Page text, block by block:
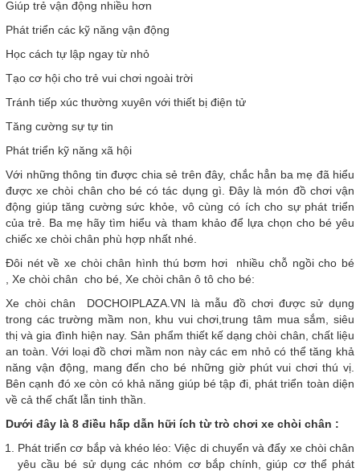
Giúp trẻ vận động nhiều hơn
Phát triển các kỹ năng vận động
Học cách tự lập ngay từ nhỏ
Tạo cơ hội cho trẻ vui chơi ngoài trời
Tránh tiếp xúc thường xuyên với thiết bị điện tử
Tăng cường sự tự tin
Phát triển kỹ năng xã hội
Với những thông tin được chia sẻ trên đây, chắc hẳn ba mẹ đã hiểu
được xe chòi chân cho bé có tác dụng gì. Đây là món đồ chơi vận
động giúp tăng cường sức khỏe, vô cùng có ích cho sự phát triển
của trẻ. Ba mẹ hãy tìm hiểu và tham khảo để lựa chọn cho bé yêu
chiếc xe chòi chân phù hợp nhất nhé.
Đôi nét về xe chòi chân hình thú bơm hơi nhiều chỗ ngồi cho bé
, Xe chòi chân cho bé, Xe chòi chân ô tô cho bé:
Xe chòi chân DOCHOIPLAZA.VN là mẫu đồ chơi được sử dụng
trong các trường mầm non, khu vui chơi,trung tâm mua sắm, siêu
thị và gia đình hiện nay. Sản phẩm thiết kế dạng chòi chân, chất liệu
an toàn. Với loại đồ chơi mầm non này các em nhỏ có thể tăng khả
năng vận động, mang đến cho bé những giờ phút vui chơi thú vị.
Bên cạnh đó xe còn có khả năng giúp bé tập đi, phát triển toàn diện
về cả thế chất lẫn tinh thần.
Dưới đây là 8 điều hấp dẫn hữi ích từ trò chơi xe chòi chân :
Phát triển cơ bắp và khéo léo: Việc di chuyển và đẩy xe chòi chân
yêu cầu bé sử dụng các nhóm cơ bắp chính, giúp cơ thể phát